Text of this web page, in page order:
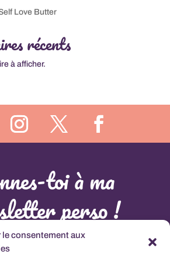
le consentement aux
Love Butter
récents
à afficher.
toi à ma
perso !
comprant la connaissance et l'acceptation de la